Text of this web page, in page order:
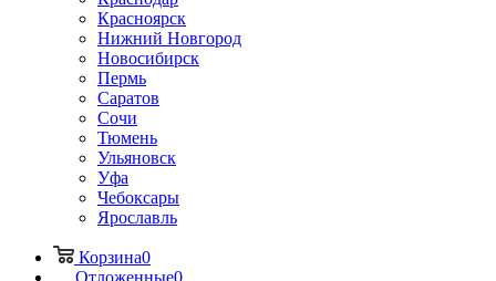
Красноярск
Нижний Новгород
Новосибирск
Пермь
Саратов
Сочи
Тюмень
Ульяновск
Уфа
Чебоксары
Ярославль
Корзина0
Отложенные0